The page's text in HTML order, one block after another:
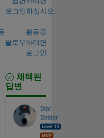
로그인하십시오.
활동을
팔로우하려면
로그인
채택된
답변
Star
Strider